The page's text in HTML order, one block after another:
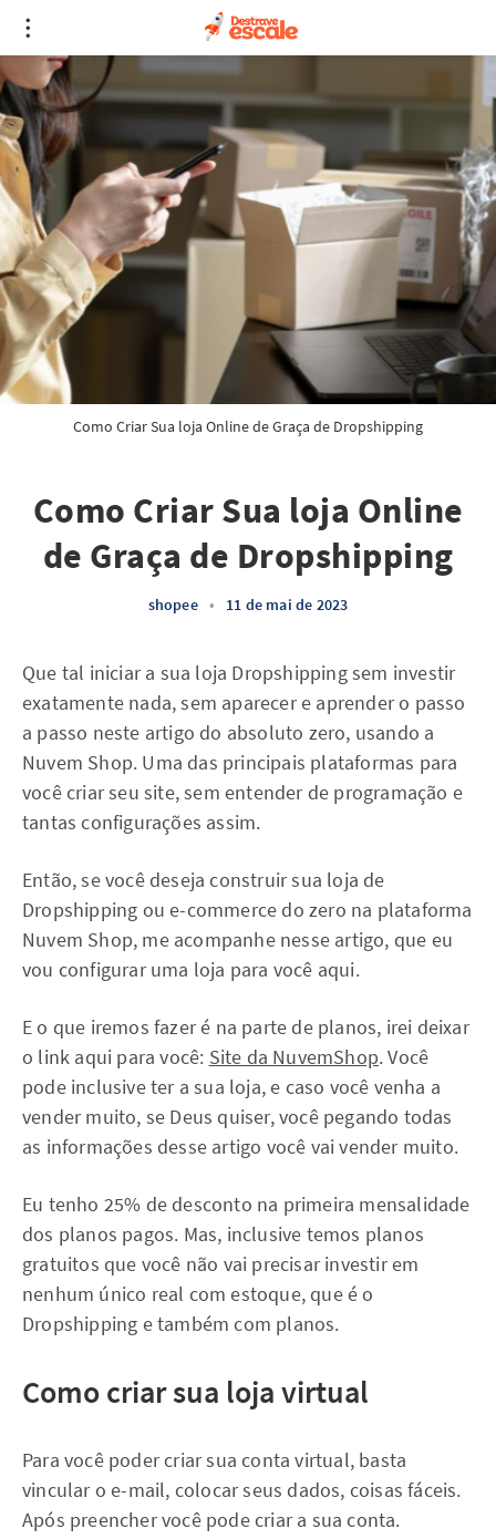
Como Criar Sua loja Online de Graça de Dropshipping
Como Criar Sua loja Online
de Graça de Dropshipping
shopee • 11 de mai de 2023
Que tal iniciar a sua loja Dropshipping sem investir
exatamente nada, sem aparecer e aprender o passo
a passo neste artigo do absoluto zero, usando a
Nuvem Shop. Uma das principais plataformas para
você criar seu site, sem entender de programação e
tantas configurações assim.
Então, se você deseja construir sua loja de
Dropshipping ou e-commerce do zero na plataforma
Nuvem Shop, me acompanhe nesse artigo, que eu
vou configurar uma loja para você aqui.
E o que iremos fazer é na parte de planos, irei deixar
o link aqui para você: Site da NuvemShop. Você
pode inclusive ter a sua loja, e caso você venha a
vender muito, se Deus quiser, você pegando todas
as informações desse artigo você vai vender muito.
Eu tenho 25% de desconto na primeira mensalidade
dos planos pagos. Mas, inclusive temos planos
gratuitos que você não vai precisar investir em
nenhum único real com estoque, que é o
Dropshipping e também com planos.
Como criar sua loja virtual
Para você poder criar sua conta virtual, basta
vincular o e-mail, colocar seus dados, coisas fáceis.
Após preencher você pode criar a sua conta.